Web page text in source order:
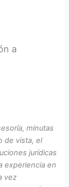
a
minutas
de vista, el
jurídicas
experiencia en
vez